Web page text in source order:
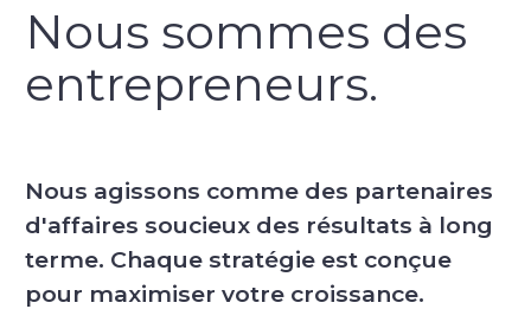
Nous sommes des
entrepreneurs.
Nous agissons comme des partenaires
d'affaires soucieux des résultats à long
terme. Chaque stratégie est conçue
pour maximiser votre croissance.